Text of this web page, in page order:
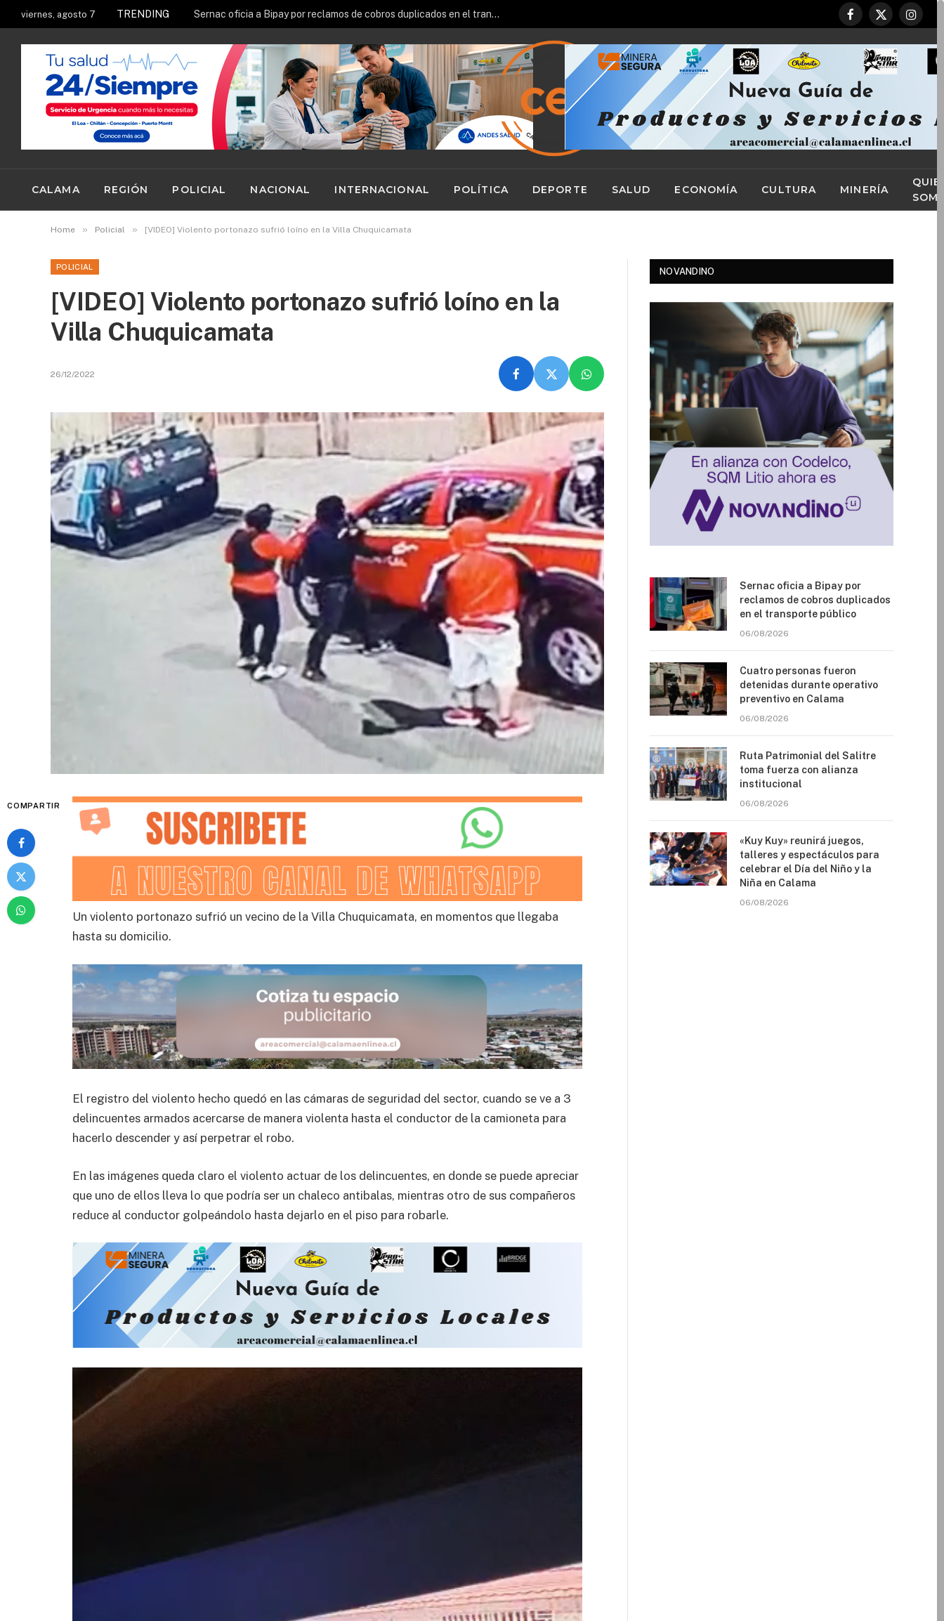
viernes, agosto 7 TRENDING Sernac oficia a Bipay por reclamos de cobros duplicados en el transporte público
Facebook
X
CALAMA REGIÓN POLICIAL NACIONAL INTERNACIONAL POLÍTICA DEPORTE SALUD ECONOMÍA CULTURA MINERÍA
Home » Policial » [VIDEO] Violento portonazo sufrió loíno en la Villa Chuquicamata
POLICIAL
[VIDEO] Violento portonazo sufrió loíno en la
Villa Chuquicamata
26/12/2022
COMPARTIR
Un violento portonazo sufrió un vecino de la Villa Chuquicamata, en momentos que llegaba
hasta su domicilio.
El registro del violento hecho quedó en las cámaras de seguridad del sector, cuando se ve a 3
delincuentes armados acercarse de manera violenta hasta el conductor de la camioneta para
hacerlo descender y así perpetrar el robo.
En las imágenes queda claro el violento actuar de los delincuentes, en donde se puede apreciar
que uno de ellos lleva lo que podría ser un chaleco antibalas, mientras otro de sus compañeros
reduce al conductor golpeándolo hasta dejarlo en el piso para robarle.
NOVANDINO
Sernac oficia a Bipay por
reclamos de cobros duplicados
en el transporte público
06/08/2026
Cuatro personas fueron
detenidas durante operativo
preventivo en Calama
06/08/2026
Ruta Patrimonial del Salitre
toma fuerza con alianza
institucional
06/08/2026
«Kuy Kuy» reunirá juegos,
talleres y espectáculos para
celebrar el Día del Niño y la
Niña en Calama
06/08/2026